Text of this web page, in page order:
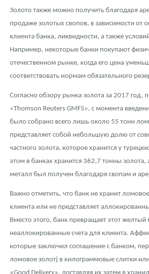
Золото также можно получить благодаря
продаже золотых свопов, в зависимости от
клиента банка, ликвидности, а также
Например, некоторые банки покупают
отечественном рынке, когда его цена
соответствовать нормам обязательного
Согласно обзору рынка золота за 2017 год,
«Thomson Reuters GMFS», с момента
было собрано всего лишь около 55 тонн
представляет собой небольшую долю от
частного золота, которое хранится у
этом в банках хранится 362,7 тонны золота,
металл был получен благодаря свопам и
Важно отметить, что банк не хранит
клиента или не представляет
Вместо этого, банк превращает этот желтый
неаллокированные счета для клиента.
которые заключил соглашение с банком,
ломовое золотj в килограммовые слитки